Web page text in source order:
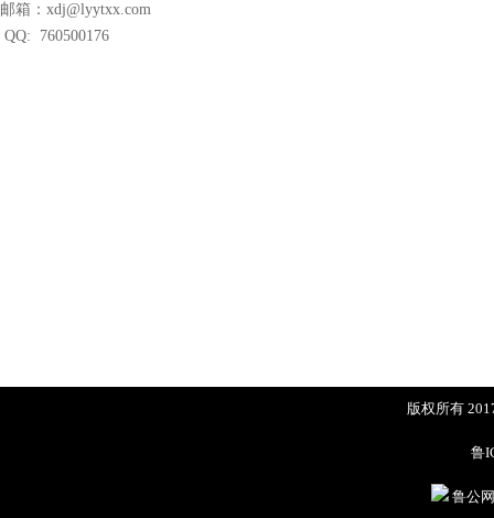
邮箱：xdj@lyytxx.com
QQ: 760500176
版权所有
鲁
鲁公